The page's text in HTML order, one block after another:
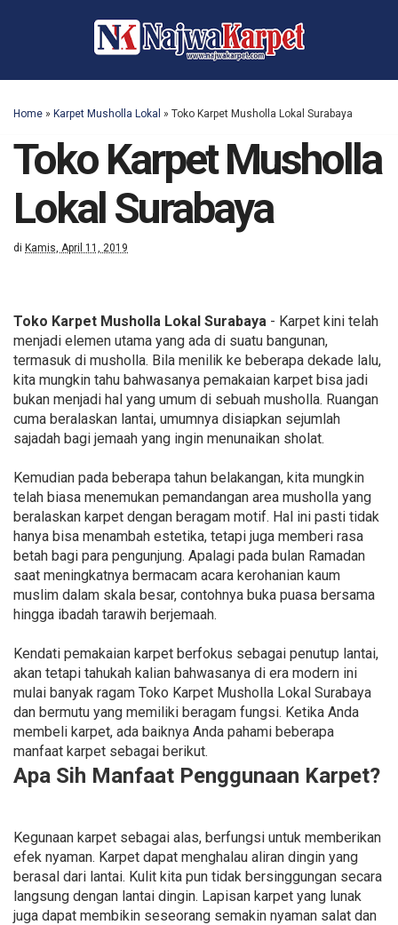
Home » Karpet Musholla Lokal » Toko Karpet Musholla Lokal Surabaya
Toko Karpet Musholla
Lokal Surabaya
di Kamis, April 11, 2019
Toko Karpet Musholla Lokal Surabaya - Karpet kini telah
menjadi elemen utama yang ada di suatu bangunan,
termasuk di musholla. Bila menilik ke beberapa dekade lalu,
kita mungkin tahu bahwasanya pemakaian karpet bisa jadi
bukan menjadi hal yang umum di sebuah musholla. Ruangan
cuma beralaskan lantai, umumnya disiapkan sejumlah
sajadah bagi jemaah yang ingin menunaikan sholat.
Kemudian pada beberapa tahun belakangan, kita mungkin
telah biasa menemukan pemandangan area musholla yang
beralaskan karpet dengan beragam motif. Hal ini pasti tidak
hanya bisa menambah estetika, tetapi juga memberi rasa
betah bagi para pengunjung. Apalagi pada bulan Ramadan
saat meningkatnya bermacam acara kerohanian kaum
muslim dalam skala besar, contohnya buka puasa bersama
hingga ibadah tarawih berjemaah.
Kendati pemakaian karpet berfokus sebagai penutup lantai,
akan tetapi tahukah kalian bahwasanya di era modern ini
mulai banyak ragam Toko Karpet Musholla Lokal Surabaya
dan bermutu yang memiliki beragam fungsi. Ketika Anda
membeli karpet, ada baiknya Anda pahami beberapa
manfaat karpet sebagai berikut.
Apa Sih Manfaat Penggunaan Karpet?
Kegunaan karpet sebagai alas, berfungsi untuk memberikan
efek nyaman. Karpet dapat menghalau aliran dingin yang
berasal dari lantai. Kulit kita pun tidak bersinggungan secara
langsung dengan lantai dingin. Lapisan karpet yang lunak
juga dapat membikin seseorang semakin nyaman salat dan